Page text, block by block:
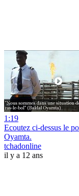
1:19
Ecoutez ci-dessus le
Oyamta.
tchadonline
il y a 12 ans